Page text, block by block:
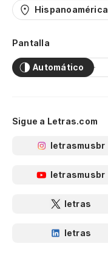
Hispanoamérica
Pantalla
Automático
Sigue a Letras.com
letrasmusbr
letrasmusbr
letras
letras